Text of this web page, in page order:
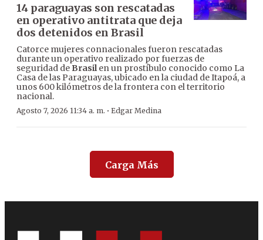
14 paraguayas son rescatadas
en operativo antitrata que deja
dos detenidos en Brasil
Catorce mujeres connacionales fueron rescatadas
durante un operativo realizado por fuerzas de
seguridad de Brasilen un prostíbulo conocido como La
Casa de las Paraguayas, ubicado en la ciudad de Itapoá, a
unos 600 kilómetros de la frontera con el territorio
nacional.
Agosto 7, 2026 11:34 a. m. · Edgar Medina
Carga Más